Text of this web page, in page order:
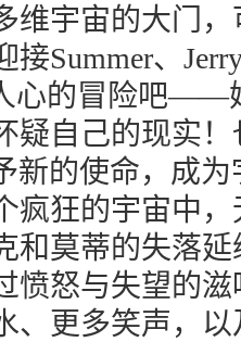
维宇宙的大门
接Summer、
心的冒险吧——
疑自己的现实
新的使命，成
疯狂的宇宙中
和莫蒂的失落
愤怒与失望的
、更多笑声，